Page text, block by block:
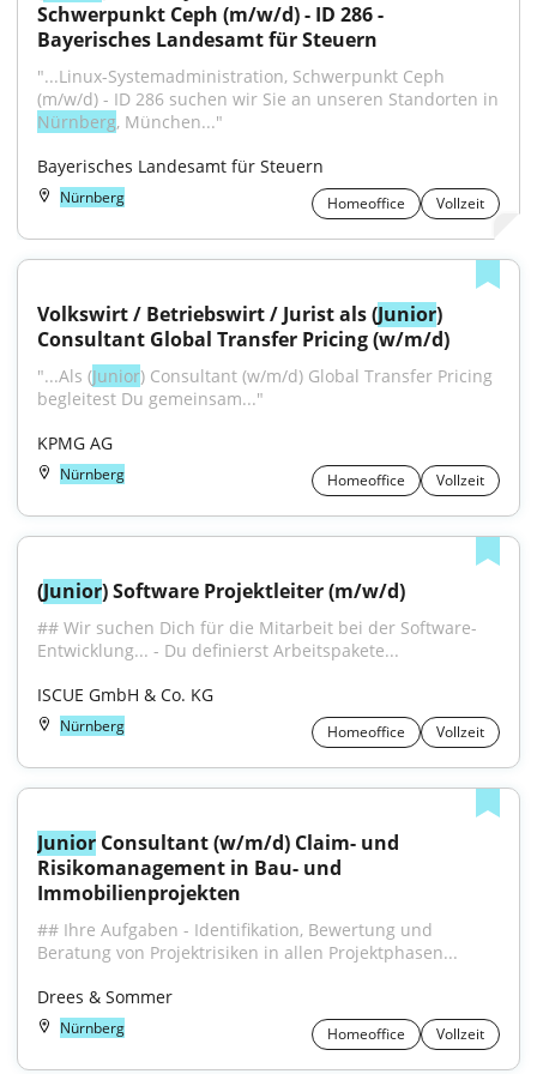
Schwerpunkt Ceph (m/w/d) - ID 286 -
Bayerisches Landesamt für Steuern
"...Linux-Systemadministration, Schwerpunkt Ceph
Nürnberg, München..."
Bayerisches Landesamt für Steuern
Nürnberg Homeoffice Vollzeit
Volkswirt / Betriebswirt / Jurist als (Junior)
Consultant Global Transfer Pricing (w/m/d)
"...Als (Junior) Consultant (w/m/d) Global Transfer Pricing
begleitest Du gemeinsam..."
KPMG AG
Nürnberg Homeoffice Vollzeit
(Junior) Software Projektleiter (m/w/d)
## Wir suchen Dich für die Mitarbeit bei der Software-
Entwicklung... - Du definierst Arbeitspakete...
ISCUE GmbH & Co. KG
Nürnberg Homeoffice Vollzeit
Junior Consultant (w/m/d) Claim- und
Risikomanagement in Bau- und
Immobilienprojekten
## Ihre Aufgaben - Identifikation, Bewertung und
Beratung von Projektrisiken in allen Projektphasen...
Drees & Sommer
Nürnberg Homeoffice Vollzeit